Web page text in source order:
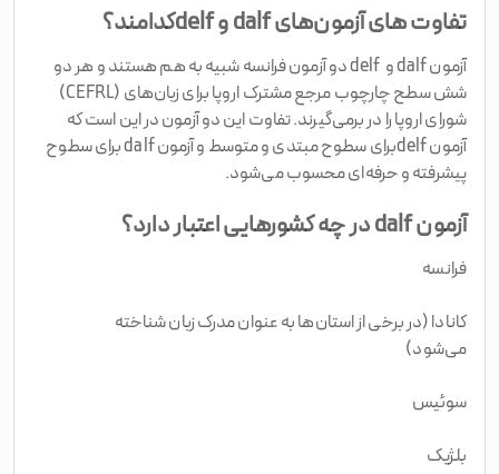
تفاوت‌ های آزمون‌های dalf و delfکدامند؟
آزمون dalf و delf دو آزمون فرانسه شبیه به هم هستند و هر دو
شش سطح چارچوب مرجع مشترک اروپا برای زبان‌های (CEFRL)
شورای اروپا را در برمی‌گیرند. تفاوت این دو آزمون در این است که
آزمون delfبرای سطوح مبتدی و متوسط و آزمون dalf برای سطوح
پیشرفته و حرفه‌ای محسوب می‌شود.
آزمون dalf در چه کشورهایی اعتبار دارد؟
فرانسه
کانادا (در برخی از استان‌ها به‌ عنوان مدرک زبان شناخته
می‌شود)
سوئیس
بلژیک